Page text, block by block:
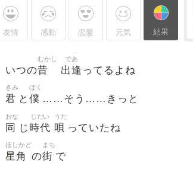
友情 感動 恋愛 元気 結果
いつの昔
むかし
出逢
であ
ってるよね
君
きみ
と 僕
ぼく
……そう……きっと
同
おな
じ 時代
じだい
唄
うた
っていたね
星角
ほしかど
の街
まち
で